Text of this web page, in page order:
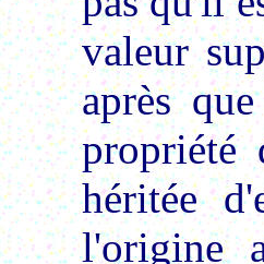
valeur
après
héritée
l'origine